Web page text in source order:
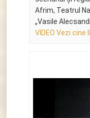
Afrim, Teatrul
„Vasile
VIDEO Vezi cine